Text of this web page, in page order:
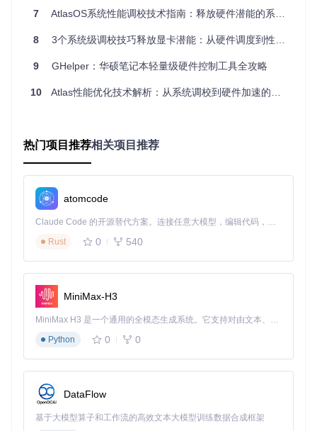
形时，会将指令和数据发送给GPU，GPU处理完成后将结果返
不合理，就会导致性能瓶颈。
中断是GPU与CPU通信的重要方式。当GPU完成一项任务或
遇到错误时，会向CPU发送中断信号，请求CPU进行处理。传
统的线中断方式在多设备环境下容易出现冲突，而MSI（消息
信号中断）则通过数据包的形式发送中断，提高了中断处理的
驱动配置工具解析
需求，能够满足不同用户的使用场景。
AutoGpuAffinity
这是一款GPU核心亲和性自动配置工具，能够根据你的硬件规
GoInterruptPolicy
这款工具用于管理中断请求（IRQ）策略，能够将GPU中断路
由到独立的CPU核心，配置中断合并阈值，设置中断响应超时
Interrupt Affinity Tool
这是微软官方提供的中断亲和性分配工具，允许用户手动调整
断分配到特定的CPU核心，提高中断处理效率。
7 AtlasOS系统性能调校技术指南：释放硬件潜能的系统优化方案
8 3个系统级调校技巧释放显卡潜能：从硬件调度到性能优化的进阶指南
9 GHelper：华硕笔记本轻量级硬件控制工具全攻略
10 Atlas性能优化技术解析：从系统调校到硬件加速的实践指南
热门项目推荐相关项目推荐
atomcode
Claude Code 的开源替代方案。连接任意大模型，编辑代码，运行命令，自动验证 — 全自动执行。用 Rust 构建，极致性能。 ｜ An open-source alternative to Claude Code. Connect any LLM, edit code, run commands, and verify changes — autonomously. Built in Rust for speed. Get Started
Rust
0 540
MiniMax-H3
MiniMax H3 是一个通用的全模态生成系统。它支持对由文本、图像、视频和音频组成的多模态上下文进行统一理解，并能生成分辨率高达 2K、时长可达 15 秒的带原生立体声音频的视频。得益于面向任务泛化的系统设计，H3 在预训练阶段就已具备广泛的多模态上下文理解与生成能力，能够出色地执行复杂的多模态指令。
Python
0 0
DataFlow
基于大模型算子和工作流的高效文本大模型训练数据合成框架